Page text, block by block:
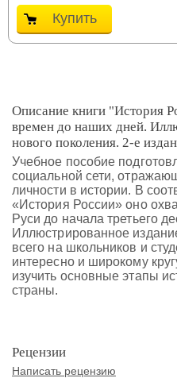
Купить
Описание книги "История
времен до наших дней.
нового поколения. 2-е
Учебное пособие
социальной сети,
личности в истории. В
«История России» оно
Руси до начала третьего
Иллюстрированное
всего на школьников и
интересно и широкому
изучить основные этапы
страны.
Рецензии
Написать рецензию